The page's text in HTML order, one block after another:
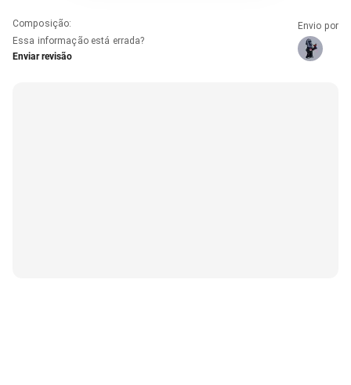
Composição:
Essa informação está errada?
Enviar revisão
Envio por